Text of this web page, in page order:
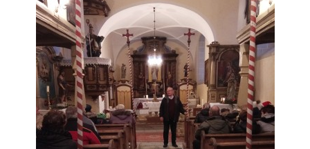
KONTAKT
KOSTELY CHODOVSKÉ FARNOSTI
FOTOALBUM